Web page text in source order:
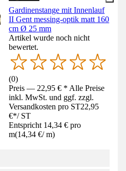
Gardinenstange mit Innenlauf
II Gent messing-optik matt 160
cm Ø 25 mm
Artikel wurde noch nicht
bewertet.
(0)
Preis — 22,95 € * Alle Preise
inkl. MwSt. und ggf. zzgl.
Versandkosten pro ST22,95
€*/ ST
Entspricht 14,34 € pro
m(14,34 €/ m)